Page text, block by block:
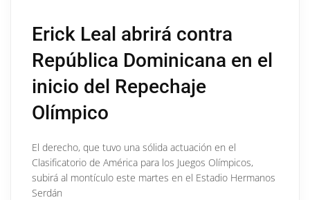
Erick Leal abrirá contra
República Dominicana en el
inicio del Repechaje
Olímpico
El derecho, que tuvo una sólida actuación en el
Clasificatorio de América para los Juegos Olímpicos,
subirá al montículo este martes en el Estadio Hermanos
Serdán